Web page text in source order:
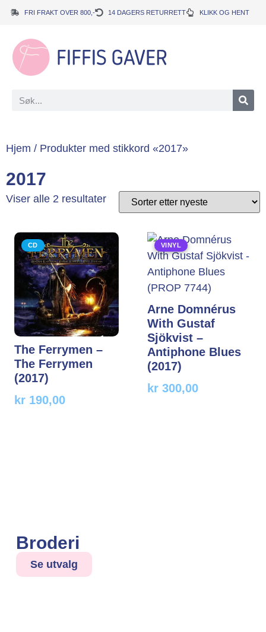
FRI FRAKT OVER 800,- 14 DAGERS RETURRETT KLIKK OG HENT
Hjem / Produkter med stikkord «2017»
2017
Viser alle 2 resultater
CD
The Ferrymen –
The Ferrymen
(2017)
kr 190,00
VINYL
Arne Domnérus
With Gustaf
Sjökvist –
Antiphone Blues
(2017)
kr 300,00
Broderi
Se utvalg